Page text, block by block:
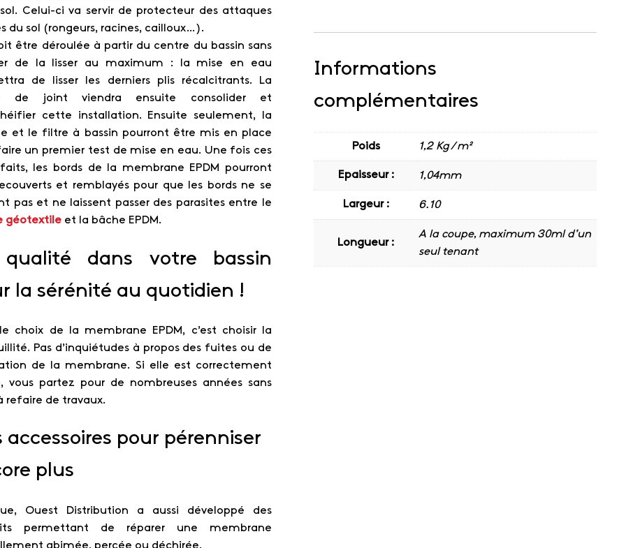
Informations
complémentaires
Poids 1,2 Kg / m²
Epaisseur : 1,04mm
Largeur : 6.10
Longueur :
A la coupe, maximum 30ml d'un
seul tenant
Celui-ci va servir de protecteur des attaques
du sol (rongeurs, racines, cailloux…).
être déroulée à partir du centre du bassin sans
de la lisser au maximum : la mise en eau
de lisser les derniers plis récalcitrants. La
de joint viendra ensuite consolider et
cette installation. Ensuite seulement, la
et le filtre à bassin pourront être mis en place
un premier test de mise en eau. Une fois ces
les bords de la membrane EPDM pourront
et remblayés pour que les bords ne se
pas et ne laissent passer des parasites entre le
géotextile et la bâche EPDM.
qualité dans votre bassin
la sérénité au quotidien !
choix de la membrane EPDM, c’est choisir la
Pas d’inquiétudes à propos des fuites ou de
de la membrane. Si elle est correctement
vous partez pour de nombreuses années sans
refaire de travaux.
accessoires pour pérenniser
plus
Ouest Distribution a aussi développé des
permettant de réparer une membrane
abimée, percée ou déchirée.